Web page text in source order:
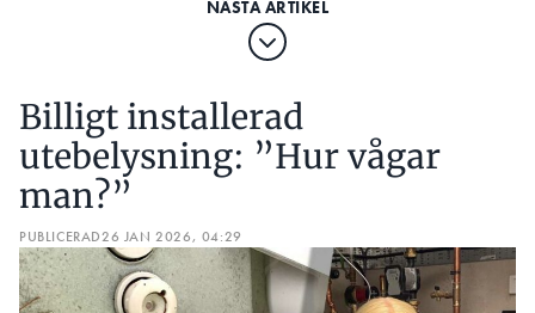
Billigt installerad
utebelysning: ”Hur vågar
man?”
PUBLICERAD26 JAN 2026, 04:29